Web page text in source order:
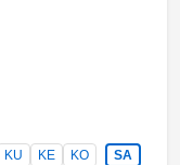
KU KE KO
SA